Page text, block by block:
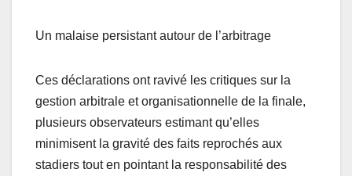
Un malaise persistant autour de l’arbitrage
Ces déclarations ont ravivé les critiques sur la
gestion arbitrale et organisationnelle de la finale,
plusieurs observateurs estimant qu’elles
minimisent la gravité des faits reprochés aux
stadiers tout en pointant la responsabilité des